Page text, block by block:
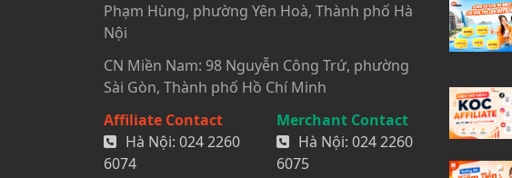
Phạm Hùng, phường Yên Hoà, Thành phố Hà
Nội
CN Miền Nam: 98 Nguyễn Công Trứ, phường
Sài Gòn, Thành phố Hồ Chí Minh
Affiliate Contact
Hà Nội: 024 2260
6074
Merchant Contact
Hà Nội: 024 2260
6075